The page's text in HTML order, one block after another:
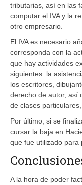
tributarias, así en las
computar el IVA y la
otro empresario.
El IVA es necesario
corresponda con la
que hay actividades
siguientes: la
los escritores,
derecho de autor, así
de clases
Por último, si se
cursar la baja en
que fue utilizado para
A la hora de poder